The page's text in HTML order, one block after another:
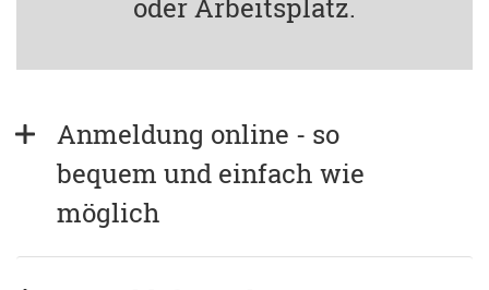
oder Arbeitsplatz.
Anmeldung online - so
bequem und einfach wie
möglich